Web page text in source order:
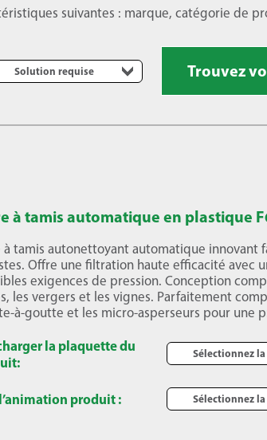
suivantes : marque, catégorie de
Solution requise Trouvez
à tamis automatique en plastique
à tamis autonettoyant automatique innovant
Offre une filtration haute efficacité avec
exigences de pression. Conception
les vergers et les vignes. Parfaitement
à-goutte et les micro-asperseurs pour une
la plaquette du
Sélectionnez
produit : Sélectionnez